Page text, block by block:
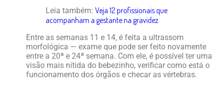
Leia também: Veja 12 profissionais que
acompanham a gestante na gravidez
Entre as semanas 11 e 14, é feita a ultrassom
morfológica — exame que pode ser feito novamente
entre a 20ª e 24ª semana. Com ele, é possível ter uma
visão mais nítida do bebezinho, verificar como está o
funcionamento dos órgãos e checar as vértebras.